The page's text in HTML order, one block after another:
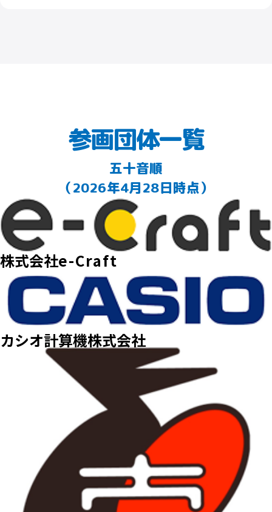
参画団体一覧
五十音順
（2026年4月28日時点）
株式会社e-Craft
カシオ計算機株式会社